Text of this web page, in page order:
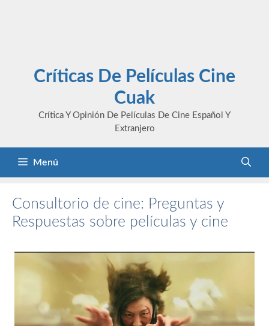
Críticas De Películas Cine
Cuak
Crítica Y Opinión De Películas De Cine Español Y
Extranjero
Menú
Consultorio de cine: Preguntas y
Respuestas sobre películas y cine